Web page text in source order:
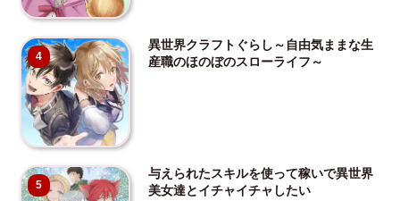
4
異世界クラフトぐらし～自由気ままな生
産職のほのぼのスローライフ～
5
与えられたスキルを使って稼いで異世界
美女達とイチャイチャしたい